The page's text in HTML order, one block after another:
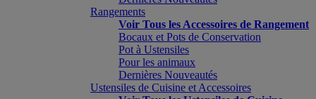
Rangements
Voir Tous les Accessoires de Rangement
Bocaux et Pots de Conservation
Pot à Ustensiles
Pour les animaux
Dernières Nouveautés
Ustensiles de Cuisine et Accessoires